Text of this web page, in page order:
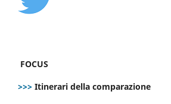
FOCUS
>>> Itinerari della comparazione